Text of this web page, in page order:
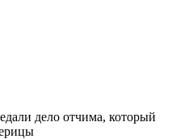
дело отчима, который